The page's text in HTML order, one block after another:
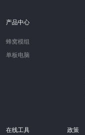
产品中心
蜂窝模组
单板电脑
在线工具 政策